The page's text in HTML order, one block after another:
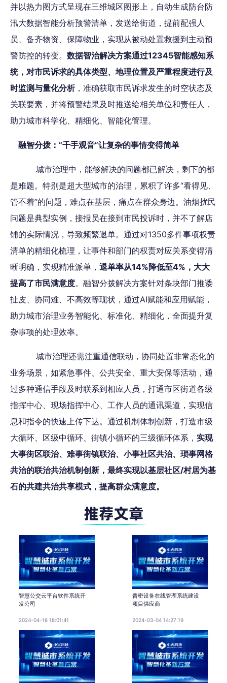
并以热力图方式呈现在三维城区图形上，自动生成防台防
汛大数据智能分析预警清单，发送给街道，提前配强人
员、备齐物资、保障物业，实现从被动处置救援到主动预
警防控的转变。 数据智治解决方案通过12345智能感知系
统，对市民诉求的具体类型、地理位置及严重程度进行及
时监测与量化分析，准确获取市民诉求发生的时空状态及
关联要素，并将预警结果及时推送给相关单位和责任人，
助力城市科学化、精细化、智能化管理。
融智分拨：“千手观音”让复杂的事情变得简单
城市治理中，能够解决的问题都已解决，剩下的都
是难题。特别是超大型城市的治理，累积了许多“看得见、
管不着”的问题，难点在基层，痛点在群众身边。油烟扰民
问题是典型实例，接报员在接到市民投诉时，并不了解店
铺的实际情况，导致频繁退单。通过对1350多件事项权责
清单的精细化梳理，让事件和部门的权责对应关系变得清
晰明确，实现精准派单， 退单率从14%降低至4%，大大
提高了市民满意度。融智分拨解决方案针对条块部门推诿
扯皮、协同难、不高效等现状，通过AI赋能和应用赋能，
助力城市治理业务智能化、标准化、精细化，全面提升复
杂事项的处理效率。
城市治理还需注重通信联动，协同处置非常态化的
业务场景，如紧急事件、公共安全、重大安保等活动，通
过多种通信手段及时联系到相应人员，打通市区街道各级
指挥中心、现场指挥中心、工作人员的通讯渠道，实现信
息和指令的快速上传下达。通过机制体制创新，打造市级
大循环、区级中循环、街镇小循环的三级循环体系， 实现
大事街区联治、难事街镇联治、小事社区共治、琐事网格
共治的联治共治机制创新，最终实现以基层社区/村居为基
石的共建共治共享模式，提高群众满意度。
智慧公交云平台软件系统开
发公司
2024-04-16 18:01:41
普密设备在线管理系统建设
项目供应商
2024-03-04 14:27:19